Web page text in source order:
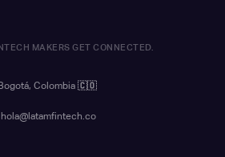
MAKERS GET CONNECTED.
Bogotá, Colombia 🇨🇴
hola@latamfintech.co